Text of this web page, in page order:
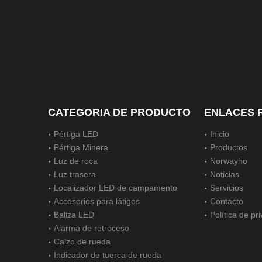
CATEGORIA DE PRODUCTO
Pértiga LED
Pértiga Minera
Luz de roca
Luz trasera
Localizador LED de campamento
Accesorios para látigos
Baliza LED
Alarma de retroceso
Calzo de rueda
Indicador de tuerca de rueda
ENLACES
Inicio
Productos
Norwayho
Noticias
Servicios
Contacto
Política de